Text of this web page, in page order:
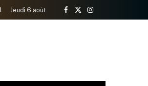
Jeudi 6 août
Facebook
X
Instagram